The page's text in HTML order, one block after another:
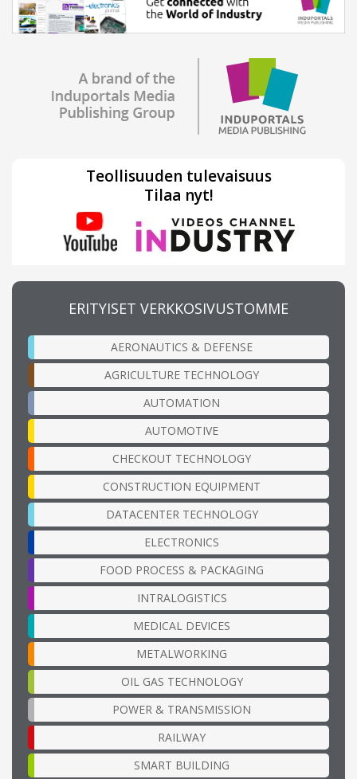
Teollisuuden tulevaisuus
Tilaa nyt!
ERITYISET VERKKOSIVUSTOMME
AERONAUTICS & DEFENSE
AGRICULTURE TECHNOLOGY
AUTOMATION
AUTOMOTIVE
CHECKOUT TECHNOLOGY
CONSTRUCTION EQUIPMENT
DATACENTER TECHNOLOGY
ELECTRONICS
FOOD PROCESS & PACKAGING
INTRALOGISTICS
MEDICAL DEVICES
METALWORKING
OIL GAS TECHNOLOGY
POWER & TRANSMISSION
RAILWAY
SMART BUILDING